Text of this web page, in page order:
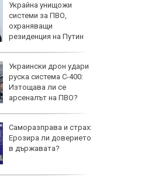
Украйна унищожи
системи за ПВО,
охраняващи
резиденция на Путин
Украински дрон удари
руска система С-400:
Изтощава ли се
арсеналът на ПВО?
Саморазправа и страх:
Ерозира ли доверието
в държавата?